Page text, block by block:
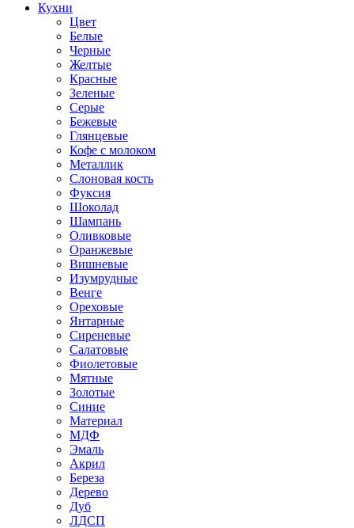
Кухни
Цвет
Белые
Черные
Желтые
Красные
Зеленые
Серые
Бежевые
Глянцевые
Кофе с молоком
Металлик
Слоновая кость
Фуксия
Шоколад
Шампань
Оливковые
Оранжевые
Вишневые
Изумрудные
Венге
Ореховые
Янтарные
Сиреневые
Салатовые
Фиолетовые
Мятные
Золотые
Синие
Материал
МДФ
Эмаль
Акрил
Береза
Дерево
Дуб
ЛДСП